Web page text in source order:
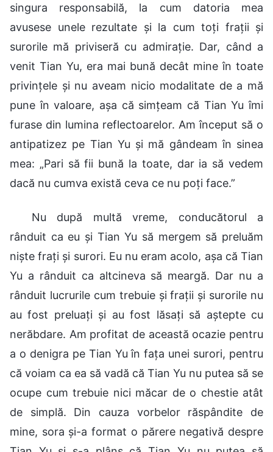
singura responsabilă, la cum datoria mea
avusese unele rezultate și la cum toți frații și
surorile mă priviseră cu admirație. Dar, când a
venit Tian Yu, era mai bună decât mine în toate
privințele și nu aveam nicio modalitate de a mă
pune în valoare, așa că simțeam că Tian Yu îmi
furase din lumina reflectoarelor. Am început să o
antipatizez pe Tian Yu și mă gândeam în sinea
mea: „Pari să fii bună la toate, dar ia să vedem
dacă nu cumva există ceva ce nu poți face.”
Nu după multă vreme, conducătorul a
rânduit ca eu și Tian Yu să mergem să preluăm
niște frați și surori. Eu nu eram acolo, așa că Tian
Yu a rânduit ca altcineva să meargă. Dar nu a
rânduit lucrurile cum trebuie și frații și surorile nu
au fost preluați și au fost lăsați să aștepte cu
nerăbdare. Am profitat de această ocazie pentru
a o denigra pe Tian Yu în fața unei surori, pentru
că voiam ca ea să vadă că Tian Yu nu putea să se
ocupe cum trebuie nici măcar de o chestie atât
de simplă. Din cauza vorbelor răspândite de
mine, sora și-a format o părere negativă despre